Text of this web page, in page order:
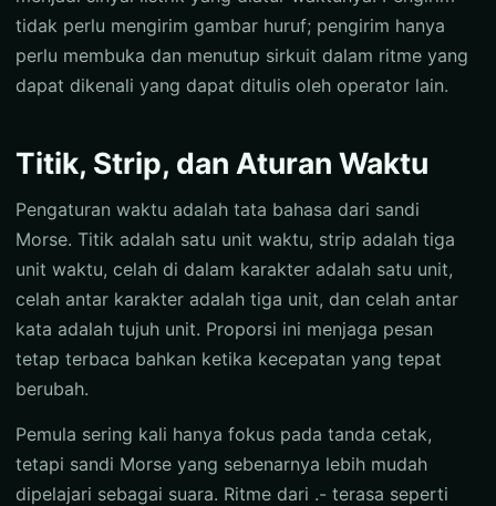
tidak perlu mengirim gambar huruf; pengirim hanya
perlu membuka dan menutup sirkuit dalam ritme yang
dapat dikenali yang dapat ditulis oleh operator lain.
Titik, Strip, dan Aturan Waktu
Pengaturan waktu adalah tata bahasa dari sandi
Morse. Titik adalah satu unit waktu, strip adalah tiga
unit waktu, celah di dalam karakter adalah satu unit,
celah antar karakter adalah tiga unit, dan celah antar
kata adalah tujuh unit. Proporsi ini menjaga pesan
tetap terbaca bahkan ketika kecepatan yang tepat
berubah.
Pemula sering kali hanya fokus pada tanda cetak,
tetapi sandi Morse yang sebenarnya lebih mudah
dipelajari sebagai suara. Ritme dari .- terasa seperti